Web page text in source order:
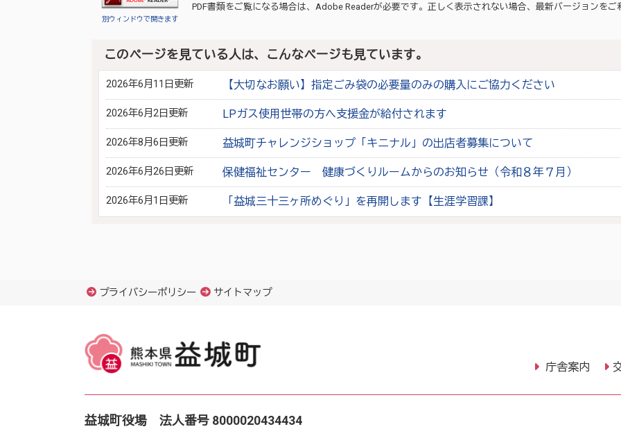
別ウィンドウで開きます
PDF書類をご覧になる場合は、 Adobe Readerが必要です。正しく表示されない場合、最新バージョンをご
このページを見ている人は、こんなページも見ています。
2026年6月11日更新 【大切なお願い】指定ごみ袋の必要量のみの購入にご協力ください
2026年6月2日更新 LPガス使用世帯の方へ支援金が給付されます
2026年8月6日更新 益城町チャレンジショップ「キニナル」の出店者募集について
2026年6月26日更新 保健福祉センター 健康づくりルームからのお知らせ（令和８年７月）
2026年6月1日更新 「益城三十三ヶ所めぐり」を再開します【生涯学習課】
プライバシーポリシー サイトマップ
庁舎案内
益城町役場 法人番号 8000020434434